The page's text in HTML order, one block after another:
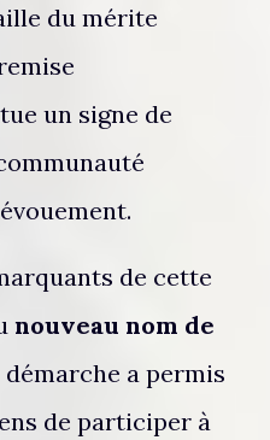
du mérite
un signe de
de cette
nouveau nom de
démarche a permis
de participer à